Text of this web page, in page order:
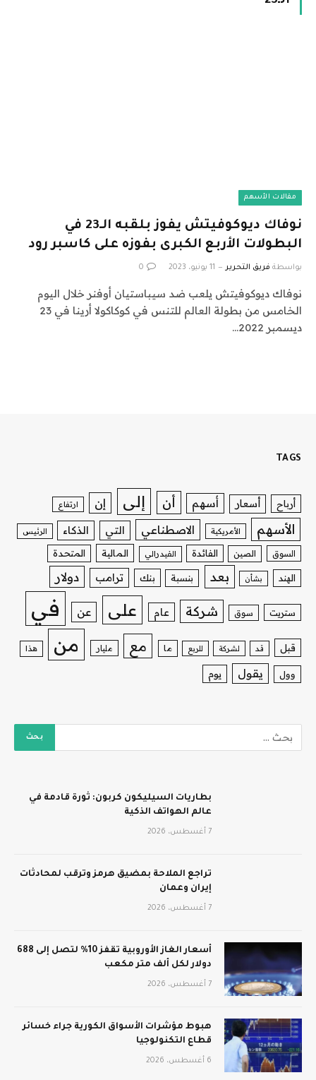
مقالات الأسهم
نوفاك ديوكوفيتش يفوز بلقبه الـ23 في
البطولات الأربع الكبرى بفوزه على كاسبر رود
بواسطة فريق التحرير 11 يونيو، 2023 0
نوفاك ديوكوفيتش يلعب ضد سيباستيان أوفنر خلال اليوم
الخامس من بطولة العالم للتنس في كوكاكولا أرينا في 23
ديسمبر 2022…
TAGS
أرباح أسعار أسهم أن إلى إن ارتفاع
الأسهم الأمريكية الاصطناعي التي الذكاء الرئيس
السوق الصين الفائدة الفيدرالي المالية المتحدة
الهند بشأن بعد بنسبة بنك ترامب دولار
ستريت سوق شركة عام على عن في
قبل قد لشركة للربع ما مع مليار من هذا
وول يقول يوم
بطاريات السيليكون كربون: ثورة قادمة في
عالم الهواتف الذكية
7 أغسطس، 2026
تراجع الملاحة بمضيق هرمز وترقب لمحادثات
إيران وعمان
7 أغسطس، 2026
أسعار الغاز الأوروبية تقفز 10% لتصل إلى 688
دولار لكل ألف متر مكعب
7 أغسطس، 2026
هبوط مؤشرات الأسواق الكورية جراء خسائر
قطاع التكنولوجيا
6 أغسطس، 2026